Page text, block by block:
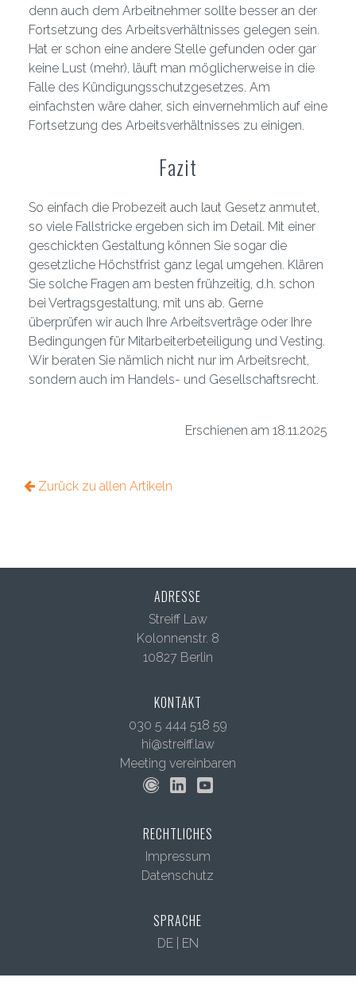
denn auch dem Arbeitnehmer sollte besser an der
Fortsetzung des Arbeitsverhältnisses gelegen sein.
Hat er schon eine andere Stelle gefunden oder gar
keine Lust (mehr), läuft man möglicherweise in die
Falle des Kündigungsschutzgesetzes. Am
einfachsten wäre daher, sich einvernehmlich auf eine
Fortsetzung des Arbeitsverhältnisses zu einigen.
Fazit
So einfach die Probezeit auch laut Gesetz anmutet,
so viele Fallstricke ergeben sich im Detail. Mit einer
geschickten Gestaltung können Sie sogar die
gesetzliche Höchstfrist ganz legal umgehen. Klären
Sie solche Fragen am besten frühzeitig, d.h. schon
bei Vertragsgestaltung, mit uns ab. Gerne
überprüfen wir auch Ihre Arbeitsverträge oder Ihre
Bedingungen für Mitarbeiterbeteiligung und Vesting.
Wir beraten Sie nämlich nicht nur im Arbeitsrecht,
sondern auch im Handels- und Gesellschaftsrecht.
Erschienen am 18.11.2025
Zurück zu allen Artikeln
ADRESSE
Streiff Law
Kolonnenstr. 8
10827 Berlin
KONTAKT
030 5 444 518 59
hi@streiff.law
Meeting vereinbaren
RECHTLICHES
Impressum
Datenschutz
SPRACHE
DE| EN